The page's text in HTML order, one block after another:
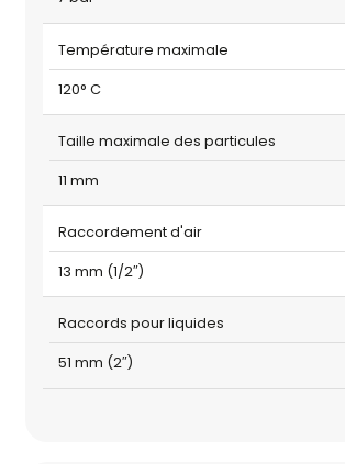
Température maximale
120° C
Taille maximale des particules
11 mm
Raccordement d'air
13 mm (1/2″)
Raccords pour liquides
51 mm (2″)